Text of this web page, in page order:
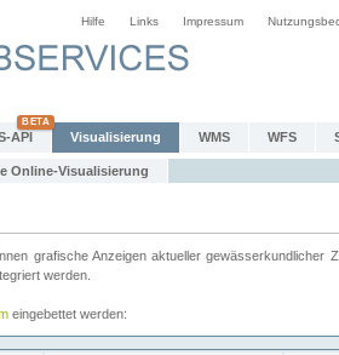
Hilfe Links Impressum
API Visualisierung WMS WFS
Online-Visualisierung
grafische Anzeigen aktueller
werden.
eingebettet werden: